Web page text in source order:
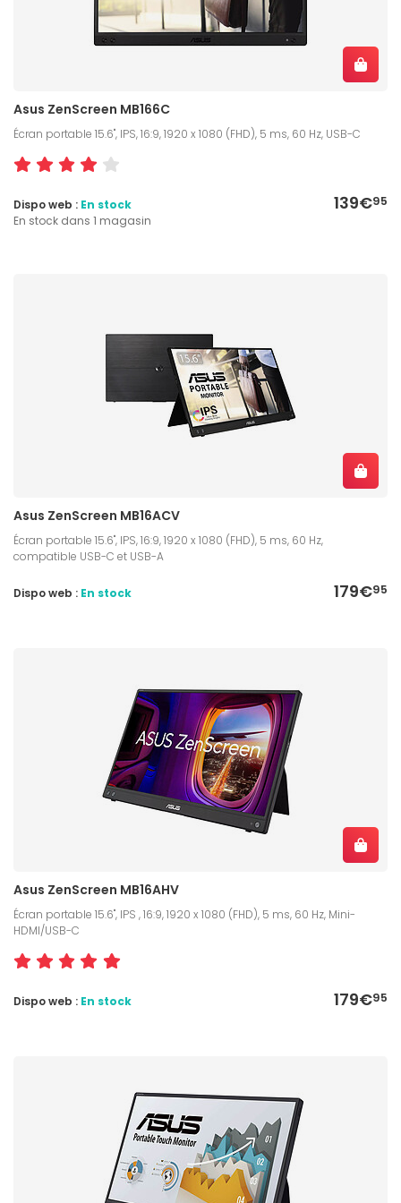
Asus ZenScreen MB166C
Écran portable 15.6", IPS, 16:9, 1920 x 1080 (FHD), 5 ms, 60 Hz, USB-C
139€95
Dispo web : En stock
En stock dans 1 magasin
Asus ZenScreen MB16ACV
Écran portable 15.6", IPS, 16:9, 1920 x 1080 (FHD), 5 ms, 60 Hz,
compatible USB-C et USB-A
179€95
Dispo web : En stock
Asus ZenScreen MB16AHV
Écran portable 15.6", IPS , 16:9, 1920 x 1080 (FHD), 5 ms, 60 Hz, Mini-
HDMI/USB-C
179€95
Dispo web : En stock